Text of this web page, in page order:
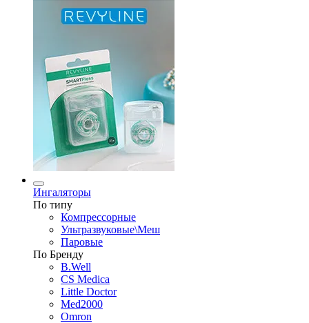
Ингаляторы
По типу
Компрессорные
Ультразвуковые\Меш
Паровые
По Бренду
B.Well
CS Medica
Little Doctor
Med2000
Omron